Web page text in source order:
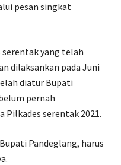
pesan singkat
yang telah
dilaksankan pada Juni
diatur Bupati
pernah
Pilkades serentak 2021.
Pandeglang, harus